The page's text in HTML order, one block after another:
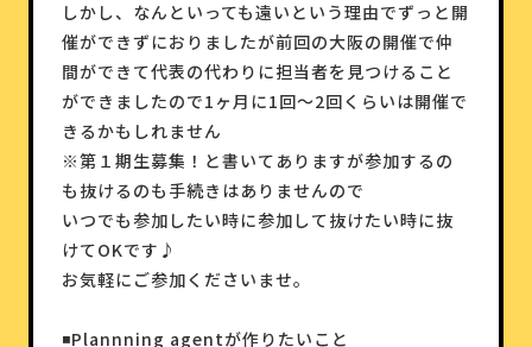
しかし、なんといっても遠いという理由でずっと開
催ができずにおりましたが前回の大阪の開催で仲
間ができて代表の代わりに担当者を見つけること
ができましたので1ヶ月に1回〜2回くらいは開催で
きるかもしれません
※第１期生募集！と書いてありますが参加するの
も抜けるのも手続きはありませんので
いつでも参加したい時に参加して抜けたい時に抜
けてOKです♪
お気軽にご参加くださいませ。
◾️Plannning agentが作りたいこと